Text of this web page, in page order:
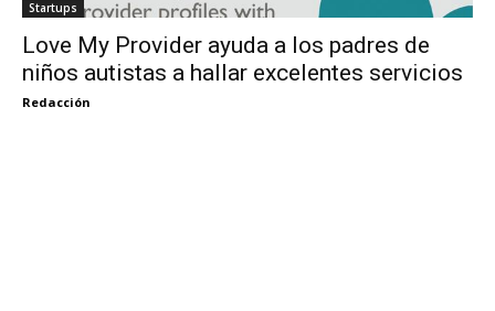
Startups
Love My Provider ayuda a los padres de
niños autistas a hallar excelentes servicios
Redacción